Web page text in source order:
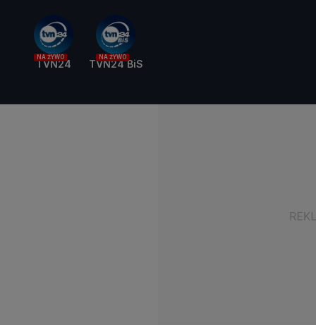
NA ŻYWO
TVN24
NA ŻYWO
TVN24 BiS